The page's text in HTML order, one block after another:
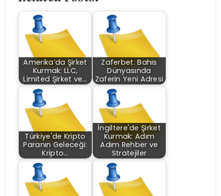
Amerika’da Şirket
Kurmak: LLC,
Limited Şirket ve…
Zaferbet: Bahis
Dünyasında
Zaferin Yeni Adresi
Türkiye'de Kripto
Paranın Geleceği:
Kripto…
İngiltere'de Şirket
Kurmak: Adım
Adım Rehber ve
Stratejiler